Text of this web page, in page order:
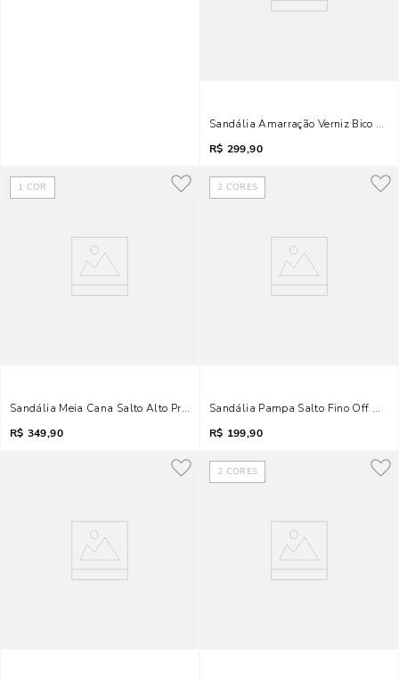
Sandália Amarração Verniz Bico
R$ 299,90
1 COR
Sandália Meia Cana Salto Alto Preta Brilho
R$ 349,90
2 CORES
Sandália Pampa Salto Fino Off
R$ 199,90
2 CORES